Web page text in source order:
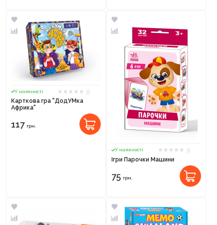
У наявності
0
Карткова гра "ДодУМка
Африка"
117 грн.
У наявності
0
Ігри Парочки Машини
75 грн.